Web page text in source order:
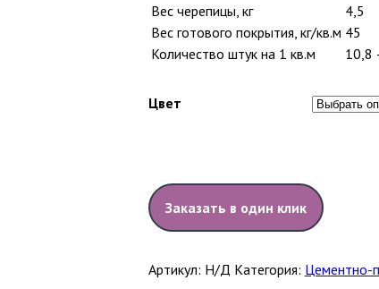
Вес черепицы, кг
4,5
Вес готового покрытия, кг/кв.м 45
Количество штук на 1 кв.м
10,8
Цвет
Заказать в один клик
Артикул: Н/Д Категория: Цементно-